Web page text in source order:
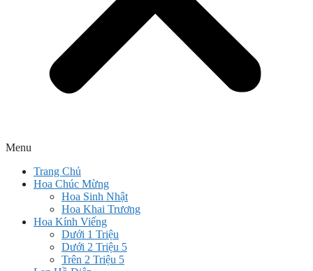
Menu
Trang Chủ
Hoa Chúc Mừng
Hoa Sinh Nhật
Hoa Khai Trương
Hoa Kính Viếng
Dưới 1 Triệu
Dưới 2 Triệu 5
Trên 2 Triệu 5